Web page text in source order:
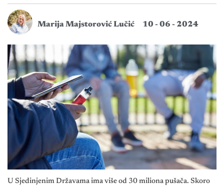
Marija Majstorović Lučić 10 - 06 - 2024
U Sjedinjenim Državama ima više od 30 miliona pušača. Skoro